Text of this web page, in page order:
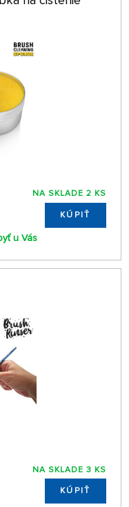
NA SKLADE 2 KS
KÚPIŤ
u Vás
NA SKLADE 3 KS
KÚPIŤ